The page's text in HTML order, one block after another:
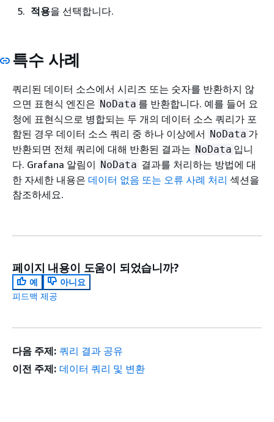
적용을 선택합니다.
특수 사례
쿼리된 데이터 소스에서 시리즈 또는 숫자를 반환하지 않
으면 표현식 엔진은 NoData 를 반환합니다. 예를 들어 요
청에 표현식으로 병합되는 두 개의 데이터 소스 쿼리가 포
함된 경우 데이터 소스 쿼리 중 하나 이상에서 NoData 가
반환되면 전체 쿼리에 대해 반환된 결과는 NoData 입니
다. Grafana 알림이 NoData 결과를 처리하는 방법에 대
한 자세한 내용은 데이터 없음 또는 오류 사례 처리 섹션을
참조하세요.
페이지 내용이 도움이 되었습니까?
예
아니요
피드백 제공
다음 주제: 쿼리 결과 공유
이전 주제: 데이터 쿼리 및 변환